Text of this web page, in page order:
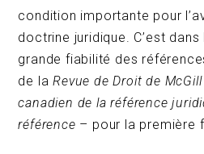
condition importante pour
doctrine juridique. C’est dans
grande fiabilité des
de laRevue de Droit de McGill
canadien de la référence
référence – pour la première